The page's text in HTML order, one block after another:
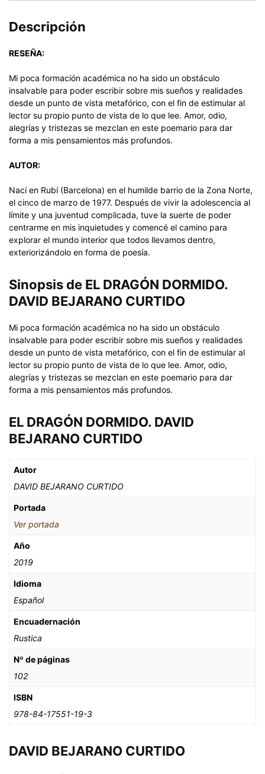
Descripción
RESEÑA:
Mi poca formación académica no ha sido un obstáculo
insalvable para poder escribir sobre mis sueños y realidades
desde un punto de vista metafórico, con el fin de estimular al
lector su propio punto de vista de lo que lee. Amor, odio,
alegrías y tristezas se mezclan en este poemario para dar
forma a mis pensamientos más profundos.
AUTOR:
Nací en Rubí (Barcelona) en el humilde barrio de la Zona Norte,
el cinco de marzo de 1977. Después de vivir la adolescencia al
límite y una juventud complicada, tuve la suerte de poder
centrarme en mis inquietudes y comencé el camino para
explorar el mundo interior que todos llevamos dentro,
exteriorizándolo en forma de poesía.
Sinopsis de EL DRAGÓN DORMIDO.
DAVID BEJARANO CURTIDO
Mi poca formación académica no ha sido un obstáculo
insalvable para poder escribir sobre mis sueños y realidades
desde un punto de vista metafórico, con el fin de estimular al
lector su propio punto de vista de lo que lee. Amor, odio,
alegrías y tristezas se mezclan en este poemario para dar
forma a mis pensamientos más profundos.
EL DRAGÓN DORMIDO. DAVID
BEJARANO CURTIDO
Autor
DAVID BEJARANO CURTIDO
Portada
Ver portada
Año
2019
Idioma
Español
Encuadernación
Rustica
Nº de páginas
102
ISBN
978-84-17551-19-3
DAVID BEJARANO CURTIDO